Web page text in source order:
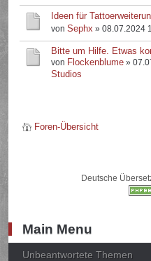
Ideen für
vonSephx » 08.07.2024
Bitte um Hilfe. Etwas
von Flockenblume »
Studios
Foren-Übersicht
Deutsche
Main Menu
Unbeantwortete Themen